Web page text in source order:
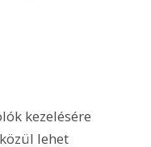
kezelésére
lehet